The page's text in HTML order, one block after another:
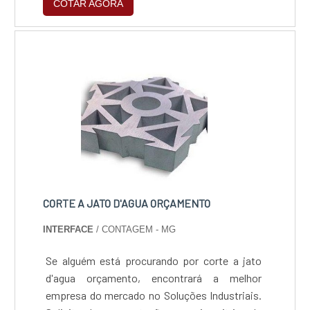
estrutura que hoje conta com escritório de alta
qualidade onde são realizadas as atividades e
multidisciplinar de consultores associados e
colaboradores eficientes, garante uma entrega
de excelência de ponta a ponta.
COTAR AGORA
CORTE A JATO D'AGUA ORÇAMENTO
INTERFACE / CONTAGEM - MG
Se alguém está procurando por corte a jato
d'agua orçamento, encontrará a melhor
empresa do mercado no Soluções Industriais.